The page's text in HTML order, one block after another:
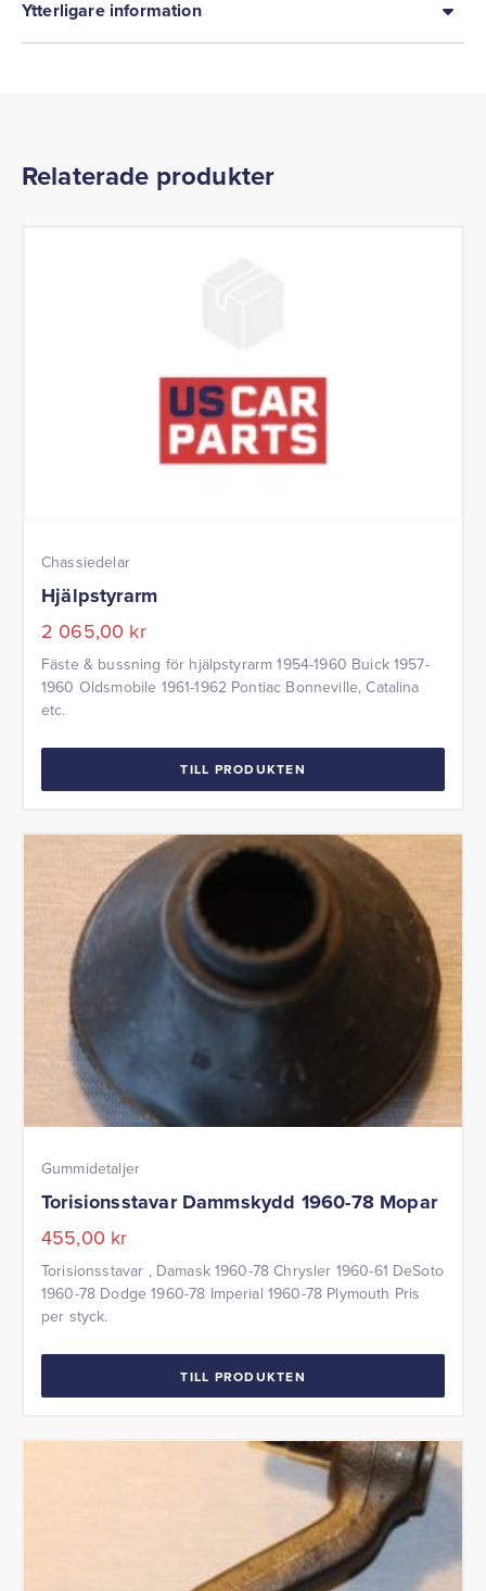
Ytterligare information
Relaterade produkter
Chassiedelar
Hjälpstyrarm
2 065,00 kr
Fäste & bussning för hjälpstyrarm 1954-1960 Buick 1957-
1960 Oldsmobile 1961-1962 Pontiac Bonneville, Catalina
etc.
TILL PRODUKTEN
Gummidetaljer
Torisionsstavar Dammskydd 1960-78 Mopar
455,00 kr
Torisionsstavar , Damask 1960-78 Chrysler 1960-61 DeSoto
1960-78 Dodge 1960-78 Imperial 1960-78 Plymouth Pris
per styck.
TILL PRODUKTEN